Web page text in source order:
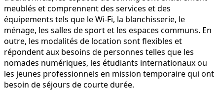
meublés et comprennent des services et des
équipements tels que le Wi-Fi, la blanchisserie, le
ménage, les salles de sport et les espaces communs. En
outre, les modalités de location sont flexibles et
répondent aux besoins de personnes telles que les
nomades numériques, les étudiants internationaux ou
les jeunes professionnels en mission temporaire qui ont
besoin de séjours de courte durée.